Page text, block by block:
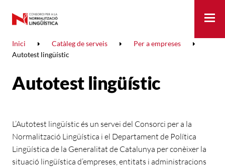
Inici Catàleg de serveis
Per a empreses
Autotest lingüístic
Autotest lingüístic
L’Autotest lingüístic és un servei del Consorci per a la
Normalització Lingüística i el Departament de Política
Lingüística de la Generalitat de Catalunya per conèixer la
situació lingüística d’empreses, entitats i administracions